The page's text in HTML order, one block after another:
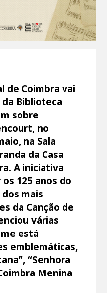
de Coimbra vai
Biblioteca
sobre
no
na Sala
da Casa
A iniciativa
125 anos do
mais
da Canção de
várias
está
emblemáticas,
“Senhora
Menina